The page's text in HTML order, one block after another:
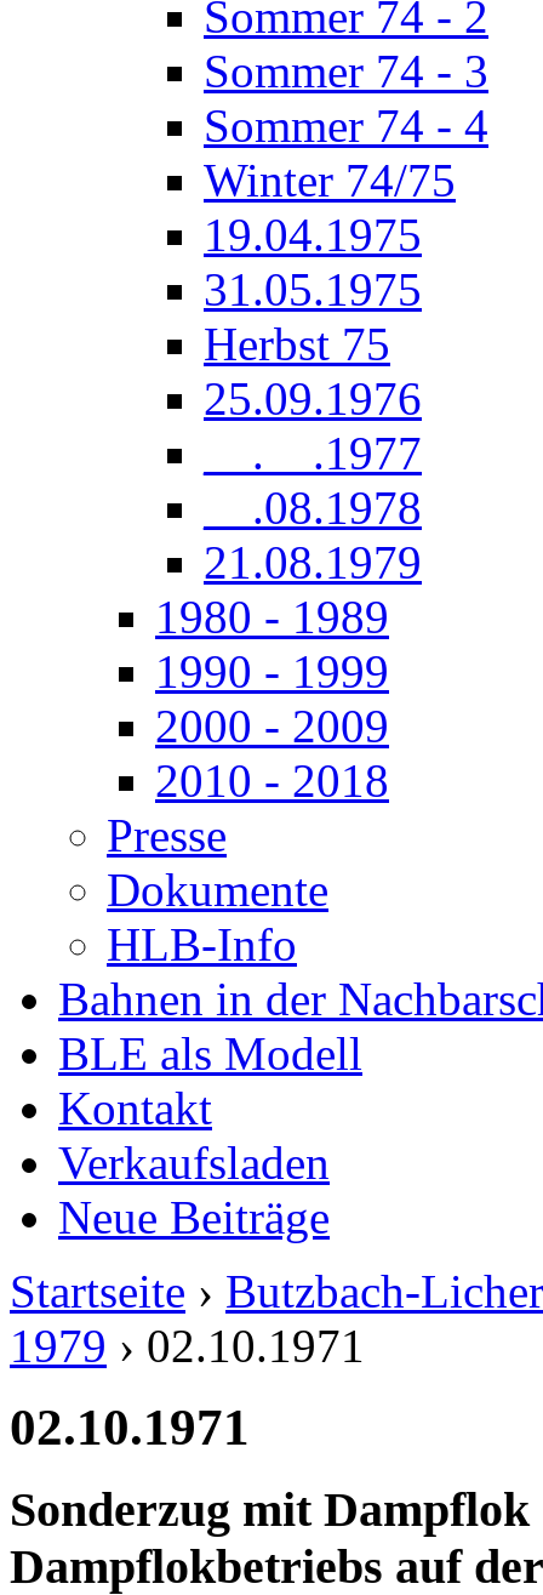
Sommer 74 - 2
Sommer 74 - 3
Sommer 74 - 4
Winter 74/75
19.04.1975
31.05.1975
Herbst 75
25.09.1976
__.__.1977
__.08.1978
21.08.1979
1980 - 1989
1990 - 1999
2000 - 2009
2010 - 2018
Presse
Dokumente
HLB-Info
Bahnen in der
BLE als Modell
Kontakt
Verkaufsladen
Neue Beiträge
Startseite › Butzbach-
1979 › 02.10.1971
02.10.1971
Sonderzug mit Dampflok
Dampflokbetriebs auf